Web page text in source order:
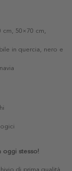
cm, 50×70 cm,
in quercia, nero e
oggi stesso!